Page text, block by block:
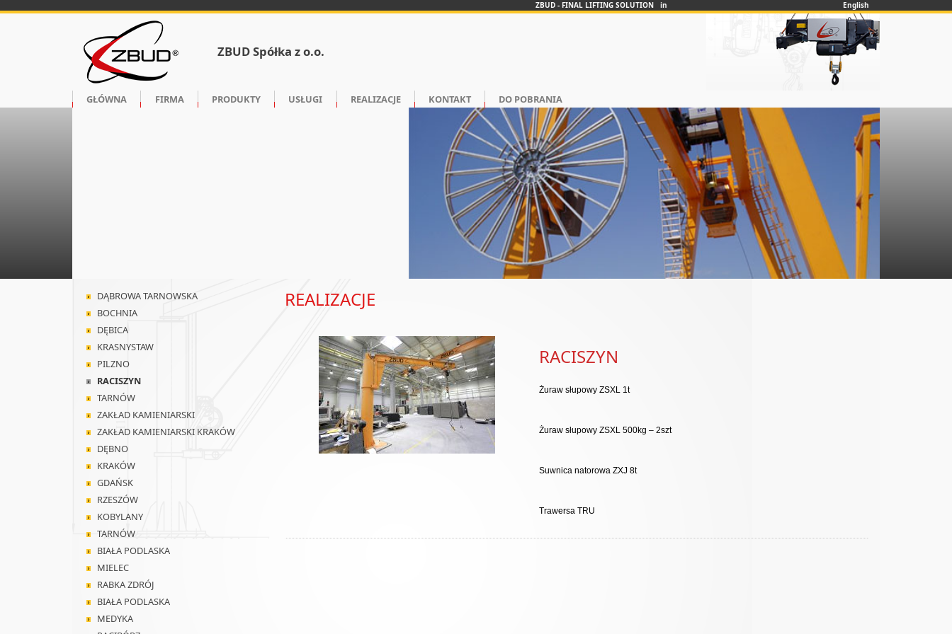
ZBUD - FINAL LIFTING SOLUTION in English
ZBUD Spółka z o.o.
GŁÓWNA FIRMA PRODUKTY USŁUGI REALIZACJE KONTAKT DO POBRANIA
DĄBROWA TARNOWSKA
BOCHNIA
DĘBICA
KRASNYSTAW
PILZNO
RACISZYN
TARNÓW
ZAKŁAD KAMIENIARSKI
ZAKŁAD KAMIENIARSKI KRAKÓW
DĘBNO
KRAKÓW
GDAŃSK
RZESZÓW
KOBYLANY
TARNÓW
BIAŁA PODLASKA
MIELEC
RABKA ZDRÓJ
BIAŁA PODLASKA
MEDYKA
REALIZACJE
RACISZYN
Żuraw słupowy ZSXL 1t
Żuraw słupowy ZSXL 500kg – 2szt
Suwnica natorowa ZXJ 8t
Trawersa TRU